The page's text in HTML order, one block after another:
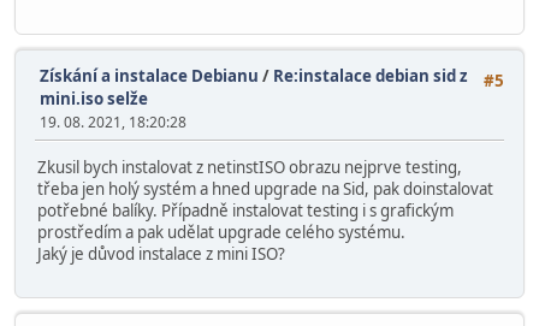
#5
Získání a instalace Debianu / Re:instalace debian sid z
mini.iso selže
19. 08. 2021, 18:20:28
Zkusil bych instalovat z netinstISO obrazu nejprve testing,
třeba jen holý systém a hned upgrade na Sid, pak doinstalovat
potřebné balíky. Případně instalovat testing i s grafickým
prostředím a pak udělat upgrade celého systému.
Jaký je důvod instalace z mini ISO?